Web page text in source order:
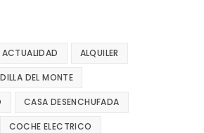
ACTUALIDAD ALQUILER
DEL MONTE
CASA DESENCHUFADA
COCHE ELECTRICO